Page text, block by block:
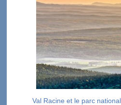
Val Racine et le parc